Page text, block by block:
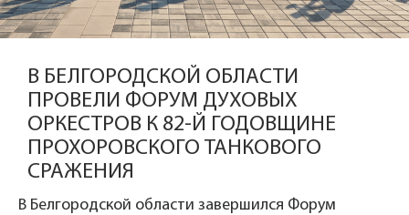
В БЕЛГОРОДСКОЙ ОБЛАСТИ
ПРОВЕЛИ ФОРУМ ДУХОВЫХ
ОРКЕСТРОВ К 82-Й ГОДОВЩИНЕ
ПРОХОРОВСКОГО ТАНКОВОГО
СРАЖЕНИЯ
В Белгородской области завершился Форум